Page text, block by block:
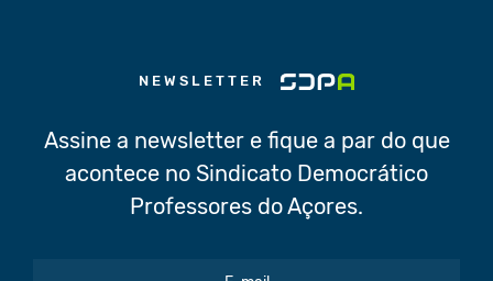
NEWSLETTER
Assine a newsletter e fique a par do que
acontece no Sindicato Democrático
Professores do Açores.